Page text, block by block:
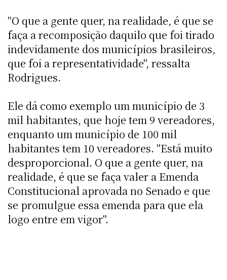
"O que a gente quer, na realidade, é que se
faça a recomposição daquilo que foi tirado
indevidamente dos municípios brasileiros,
que foi a representatividade", ressalta
Rodrigues.
Ele dá como exemplo um município de 3
mil habitantes, que hoje tem 9 vereadores,
enquanto um município de 100 mil
habitantes tem 10 vereadores. "Está muito
desproporcional. O que a gente quer, na
realidade, é que se faça valer a Emenda
Constitucional aprovada no Senado e que
se promulgue essa emenda para que ela
logo entre em vigor".